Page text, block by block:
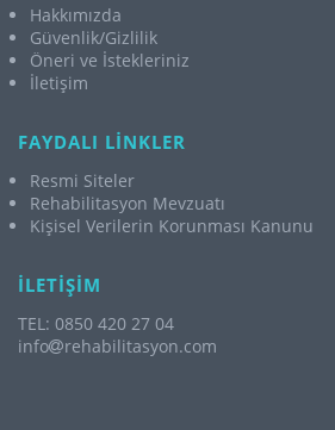
Hakkımızda
Güvenlik/Gizlilik
Öneri ve İstekleriniz
İletişim
FAYDALI LİNKLER
Resmi Siteler
Rehabilitasyon Mevzuatı
Kişisel Verilerin Korunması Kanunu
İLETİŞİM
TEL: 0850 420 27 04
info
rehabilitasyon.com